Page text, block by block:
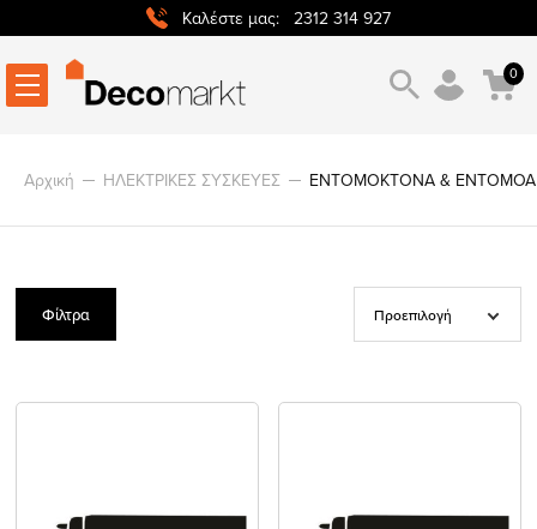
Καλέστε μας: 2312 314 927
0
Αρχική ΗΛΕΚΤΡΙΚΕΣ ΣΥΣΚΕΥΕΣ ΕΝΤΟΜΟΚΤΟΝΑ &
Φίλτρα